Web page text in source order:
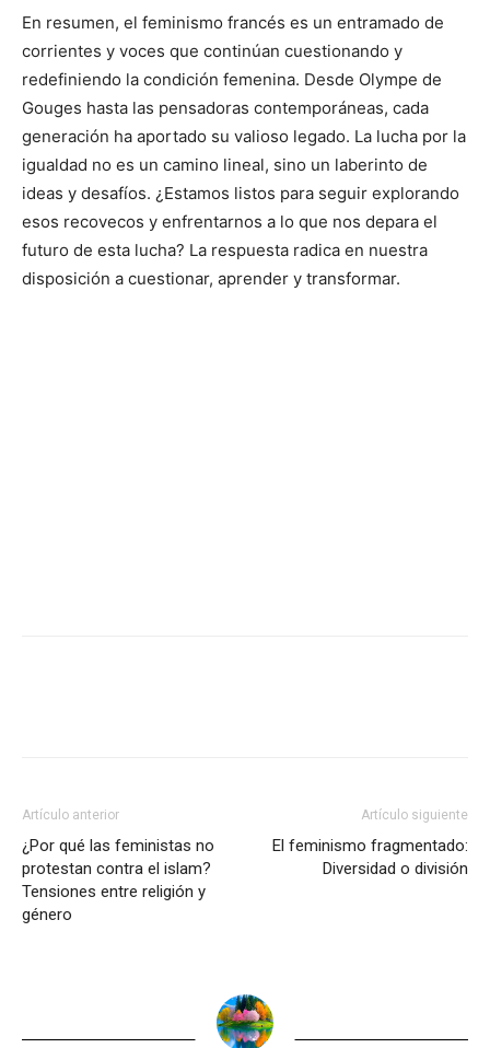
En resumen, el feminismo francés es un entramado de
corrientes y voces que continúan cuestionando y
redefiniendo la condición femenina. Desde Olympe de
Gouges hasta las pensadoras contemporáneas, cada
generación ha aportado su valioso legado. La lucha por la
igualdad no es un camino lineal, sino un laberinto de
ideas y desafíos. ¿Estamos listos para seguir explorando
esos recovecos y enfrentarnos a lo que nos depara el
futuro de esta lucha? La respuesta radica en nuestra
disposición a cuestionar, aprender y transformar.
Artículo anterior
¿Por qué las feministas no
protestan contra el islam?
Tensiones entre religión y
género
Artículo siguiente
El feminismo fragmentado:
Diversidad o división